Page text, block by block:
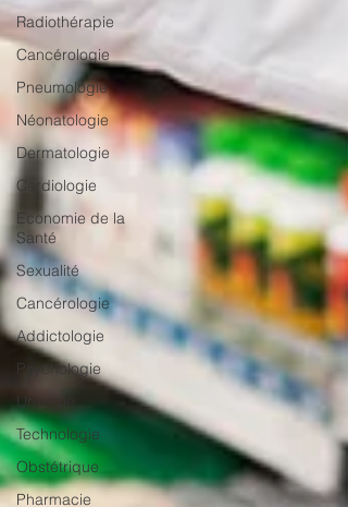
Radiothérapie
Cancérologie
Pneumologie
Néonatologie
Dermatologie
Cardiologie
Economie de la
Santé
Sexualité
Cancérologie
Addictologie
Psychologie
Urologie
Technologie
Obstétrique
Pharmacie